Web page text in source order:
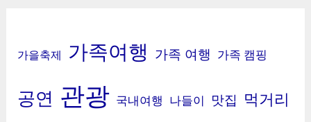
가을축제 가족여행 가족 여행 가족 캠핑
공연 관광 국내여행 나들이 맛집 먹거리